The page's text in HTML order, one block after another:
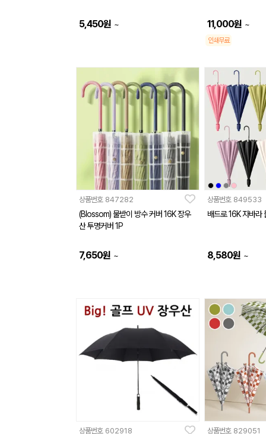
5,450원 ~ 11,000원 ~
인쇄무료
상품번호 847282
(Blossom) 물받이 방수 커버 16K 장우
산 투명커버 1P
7,650원 ~
상품번호 849533
배드로 16K 자바라
8,580원 ~
상품번호 602918 상품번호 829051